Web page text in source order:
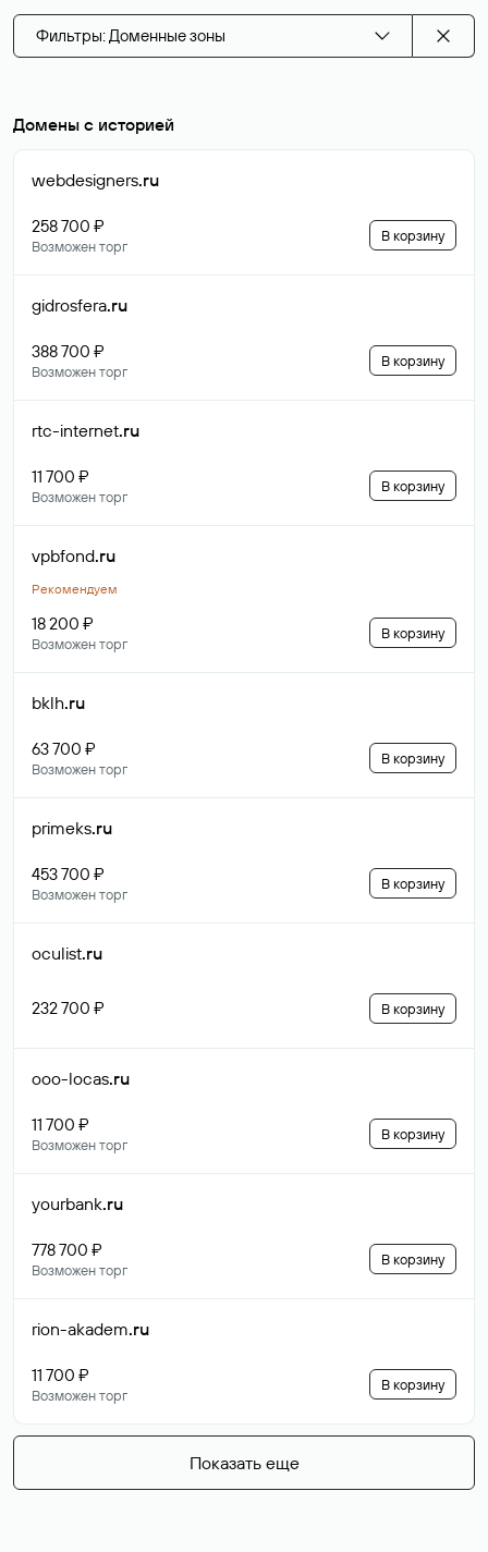
Фильтры: Доменные зоны
Домены с историей
webdesigners.ru
258 700 ₽
Возможен торг
В корзину
gidrosfera.ru
388 700 ₽
Возможен торг
В корзину
rtc-internet.ru
11 700 ₽
Возможен торг
В корзину
vpbfond.ru
Рекомендуем
18 200 ₽
Возможен торг
В корзину
bklh.ru
63 700 ₽
Возможен торг
В корзину
primeks.ru
453 700 ₽
Возможен торг
В корзину
oculist.ru
232 700 ₽ В корзину
ooo-locas.ru
11 700 ₽
Возможен торг
В корзину
yourbank.ru
778 700 ₽
Возможен торг
В корзину
rion-akadem.ru
11 700 ₽
Возможен торг
В корзину
Показать еще